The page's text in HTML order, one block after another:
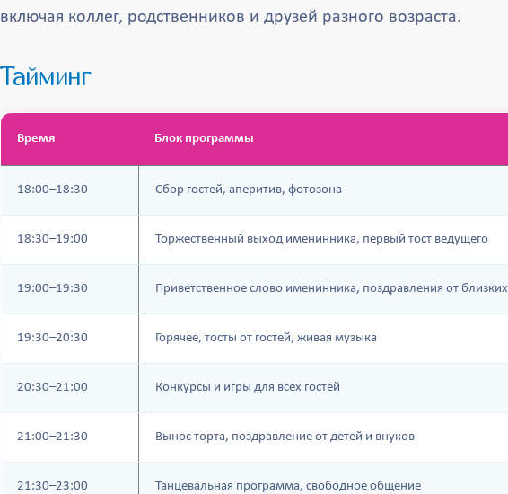
включая коллег, родственников и друзей разного возраста.
Тайминг
Время Блок программы
18:00–18:30 Сбор гостей, аперитив, фотозона
18:30–19:00 Торжественный выход именинника, первый тост ведущего
19:00–19:30 Приветственное слово именинника, поздравления от близких
19:30–20:30 Горячее, тосты от гостей, живая музыка
20:30–21:00 Конкурсы и игры для всех гостей
21:00–21:30 Вынос торта, поздравление от детей и внуков
21:30–23:00 Танцевальная программа, свободное общение